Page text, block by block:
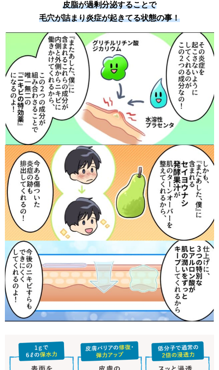
皮脂が過剰分泌することで
毛穴が詰まり炎症が起きてる状態の事！